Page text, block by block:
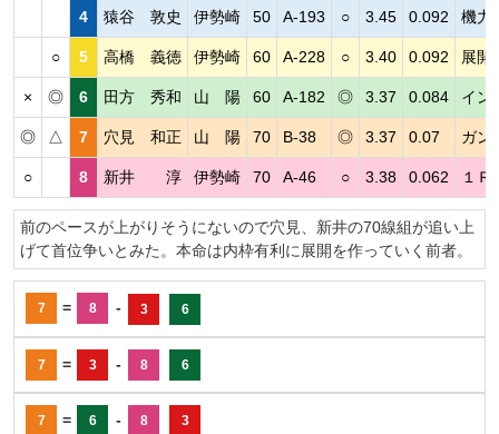
4 猿谷 敦史 伊勢崎 50 A-193 ○ 3.45 0.092 機力
○ 5 高橋 義徳 伊勢崎 60 A-228 ○ 3.40 0.092 展開
× ◎ 6 田方 秀和 山 陽 60 A-182 ◎ 3.37 0.084 イン
◎ △ 7 穴見 和正 山 陽 70 B-38 ◎ 3.37 0.07 ガン
○ 8 新井 淳 伊勢崎 70 A-46 ○ 3.38 0.062 １Ｒ
前のペースが上がりそうにないので穴見、新井の70線組が追い上
げて首位争いとみた。本命は内枠有利に展開を作っていく前者。
7 = 8 - 3 6
7 = 3 - 8 6
7 = 6 - 8 3